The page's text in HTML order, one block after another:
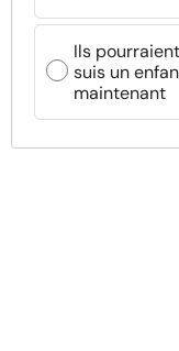
Ils
suis un
maintenant